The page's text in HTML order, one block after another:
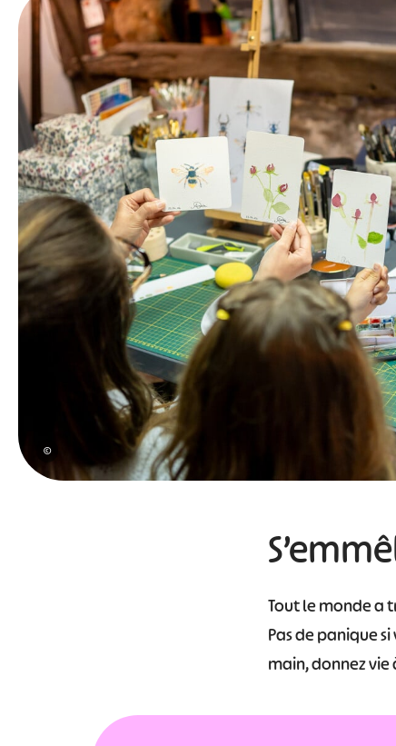
©
Tout le monde a
Pas de panique
main, donnez